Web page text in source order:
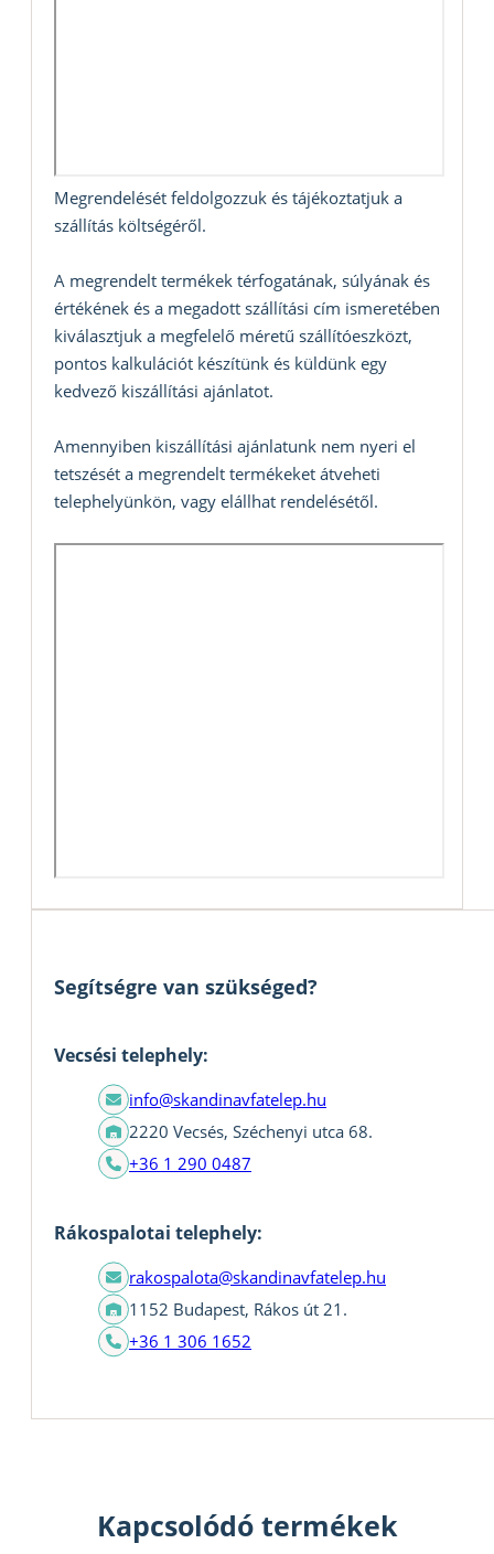
Megrendelését feldolgozzuk és tájékoztatjuk a
szállítás költségéről.
A megrendelt termékek térfogatának, súlyának és
értékének és a megadott szállítási cím ismeretében
kiválasztjuk a megfelelő méretű szállítóeszközt,
pontos kalkulációt készítünk és küldünk egy
kedvező kiszállítási ajánlatot.
Amennyiben kiszállítási ajánlatunk nem nyeri el
tetszését a megrendelt termékeket átveheti
telephelyünkön, vagy elállhat rendelésétől.
Segítségre van szükséged?
Vecsési telephely:
info@skandinavfatelep.hu
2220 Vecsés, Széchenyi utca 68.
+36 1 290 0487
Rákospalotai telephely:
rakospalota@skandinavfatelep.hu
1152 Budapest, Rákos út 21.
+36 1 306 1652
Kapcsolódó termékek